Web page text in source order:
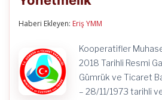
Yönetmelik
için
Haberi Ekleyen: Eriş YMM
Kooperatifler
2018 Tarihli Resmi
Gümrük ve Ticaret
– 28/11/1973 tarihli